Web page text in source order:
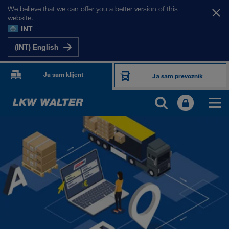
We believe that we can offer you a better version of this
website.
INT
(INT) English
Ja sam klijent Ja sam prevoznik
PROIZVODI I USLUGE
Drumski transport
Digitalna rešenja
Kombinovani transport